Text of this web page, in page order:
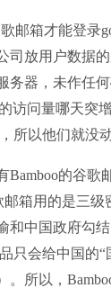
邮箱才能登录
司放用户数据
务器，未作任
的访问量哪天
所以他们就没动
Bamboo的谷歌
邮箱用的是三
和中国政府勾
只会给中国的
。所以，